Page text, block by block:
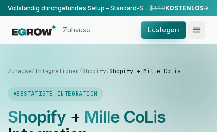
Vollständig durchgeführtes Setup – Standard-Setup, durchgeführt von unserem Team. $149KOSTENLOS
Zuhause Loslegen
Zuhause/Integrationen/Shopify/Shopify + Mille CoLis
BESTÄTIGTE INTEGRATION
Shopify+ Mille CoLis